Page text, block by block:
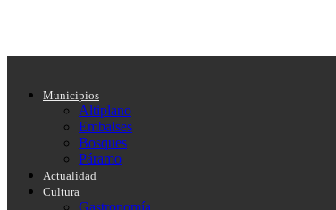
Municipios
Altiplano
Embalses
Bosques
Páramo
Actualidad
Cultura
Gastronomía